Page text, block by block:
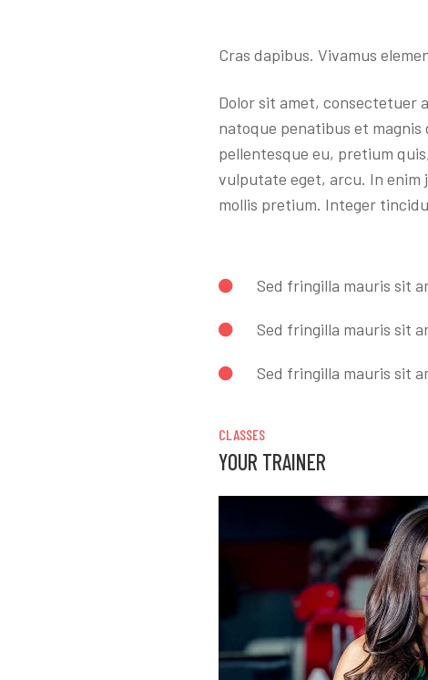
Cras dapibus. Vivamus
Dolor sit amet, consectetuer
natoque penatibus et
pellentesque eu, pretium
vulputate eget, arcu. In enim
mollis pretium. Integer
Sed fringilla mauris sit
Sed fringilla mauris sit
Sed fringilla mauris sit
CLASSES
YOUR TRAINER